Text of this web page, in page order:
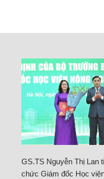
GS.TS Nguyễn Thị Lan
chức Giám đốc Học